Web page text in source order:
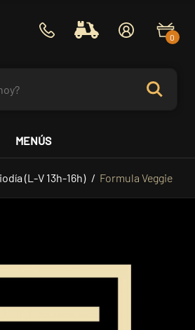
0
MENÚS
(L-V 13h-16h) Formula Veggie